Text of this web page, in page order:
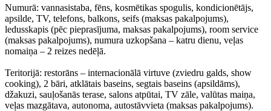
Numurā: vannasistaba, fēns, kosmētikas spogulis, kondicionētājs,
apsilde, TV, telefons, balkons, seifs (maksas pakalpojums),
ledusskapis (pēc pieprasījuma, maksas pakalpojums), room service
(maksas pakalpojums), numura uzkopšana – katru dienu, veļas
nomaiņa – 2 reizes nedēļā.
Teritorijā: restorāns – internacionālā virtuve (zviedru galds, show
cooking), 2 bāri, atklātais baseins, segtais baseins (apsildāms),
džakuzi, sauļošanās terase, salons atpūtai, TV zāle, valūtas maiņa,
veļas mazgātava, autonoma, autostāvvieta (maksas pakalpojums).